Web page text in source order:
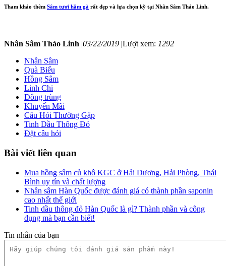
Tham khảo thêm Sâm tươi hầm gà rất đẹp và lựa chọn kỹ tại Nhân Sâm Thảo Linh.
Nhân Sâm Thảo Linh |03/22/2019 |Lượt xem: 1292
Nhân Sâm
Quà Biếu
Hồng Sâm
Linh Chi
Đông trùng
Khuyến Mãi
Câu Hỏi Thường Gặp
Tinh Dầu Thông Đỏ
Đặt câu hỏi
Bài viết liên quan
Mua hồng sâm củ khô KGC ở Hải Dương, Hải Phòng, Thái
Bình uy tín và chất lượng
Nhân sâm Hàn Quốc được đánh giá có thành phần saponin
cao nhất thế giới
Tinh dầu thông đỏ Hàn Quốc là gì? Thành phần và công
dụng mà bạn cần biết!
Tin nhắn của bạn